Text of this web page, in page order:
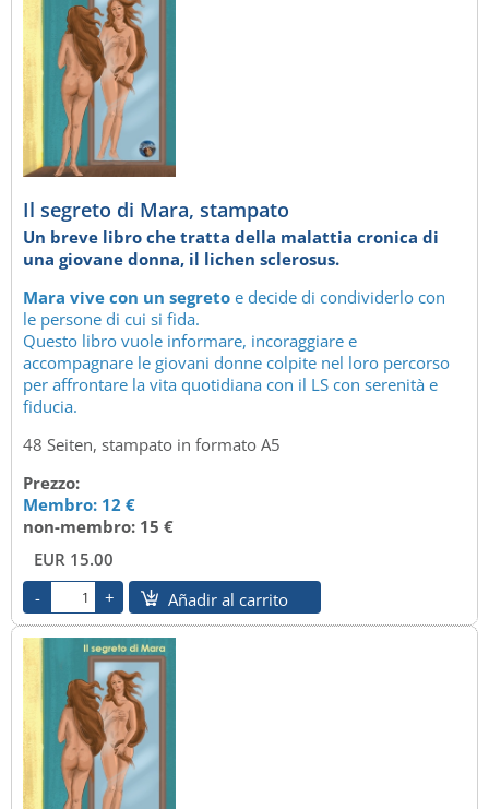
Il segreto di Mara, stampato
Un breve libro che tratta della malattia cronica di
una giovane donna, il lichen sclerosus.
Mara vive con un segreto e decide di condividerlo con
le persone di cui si fida.
Questo libro vuole informare, incoraggiare e
accompagnare le giovani donne colpite nel loro percorso
per affrontare la vita quotidiana con il LS con serenità e
fiducia.
48 Seiten, stampato in formato A5
Prezzo:
Membro: 12 €
non-membro: 15 €
EUR 15.00
Añadir al carrito